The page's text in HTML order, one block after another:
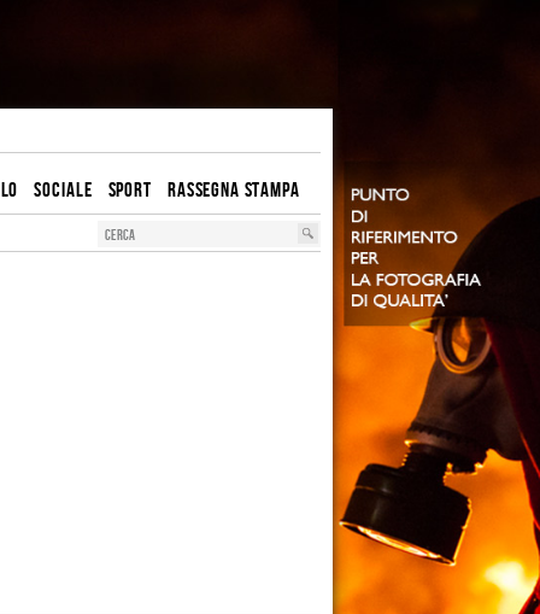
SOCIALE SPORT RASSEGNA STAMPA